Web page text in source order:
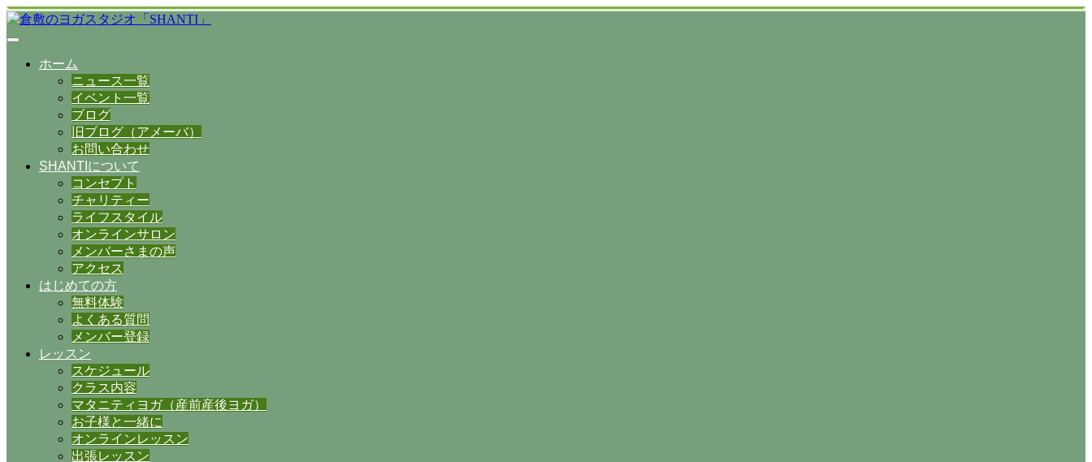
ホーム
ニュース一覧
イベント一覧
ブログ
旧ブログ（アメーバ）
お問い合わせ
SHANTIについて
コンセプト
チャリティー
ライフスタイル
オンラインサロン
メンバーさまの声
アクセス
はじめての方
無料体験
よくある質問
メンバー登録
レッスン
スケジュール
クラス内容
マタニティヨガ（産前産後ヨガ）
お子様と一緒に
オンラインレッスン
出張レッスン